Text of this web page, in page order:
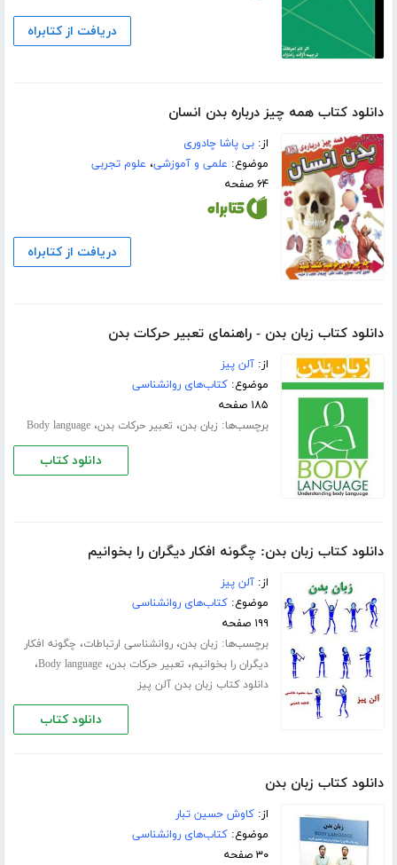
دریافت از کتابراه
دانلود کتاب همه چیز درباره بدن انسان
از:بی پاشا چادوری
موضوع: علمی و آموزشی، علوم تجربی
۶۴ صفحه
دریافت از کتابراه
دانلود کتاب زبان بدن - راهنمای تعبیر حرکات بدن
از:آلن پیز
موضوع:کتاب‌های روانشناسی
۱۸۵ صفحه
برچسب‌ها: زبان بدن، تعبیر حرکات بدن،Body language
دانلود کتاب
دانلود کتاب زبان بدن: چگونه افکار دیگران را بخوانیم
از:آلن پیز
موضوع:کتاب‌های روانشناسی
۱۹۹ صفحه
برچسب‌ها: زبان بدن،روانشناسی ارتباطات، چگونه افکار
دیگران را بخوانیم، تعبیر حرکات بدن،Body language،
دانلود کتاب زبان بدن آلن پیز
دانلود کتاب
دانلود کتاب زبان بدن
از:کاوش حسین تبار
موضوع:کتاب‌های روانشناسی
۳۰ صفحه